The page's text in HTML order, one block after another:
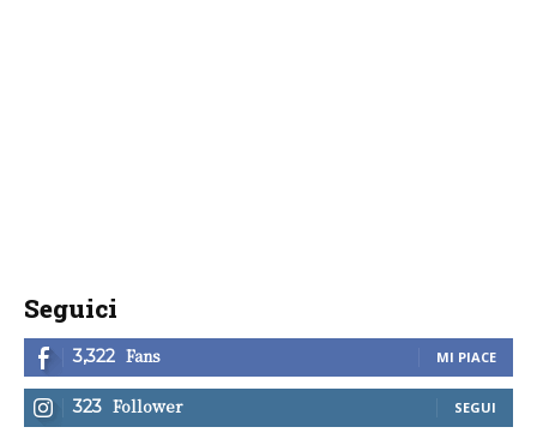
Seguici
3,322 Fans MI PIACE
323 Follower SEGUI